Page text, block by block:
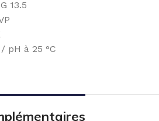
13.5
pH à 25 °C